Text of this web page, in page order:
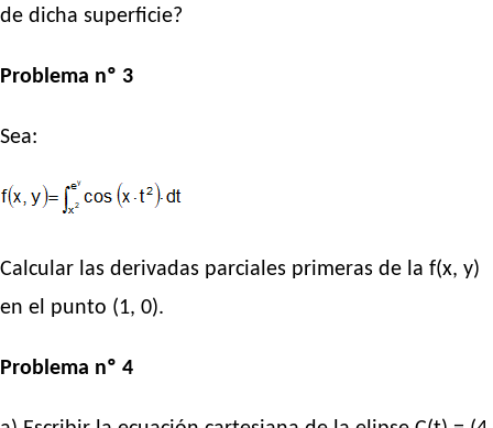
de dicha superficie?
Problema nº 3
Sea:
Calcular las derivadas parciales primeras de la f(x, y)
en el punto (1, 0).
Problema nº 4